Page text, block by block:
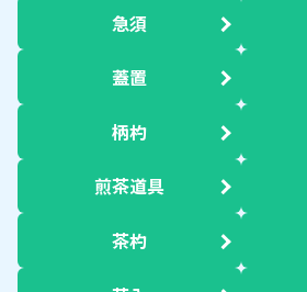
急須
蓋置
柄杓
煎茶道具
茶杓